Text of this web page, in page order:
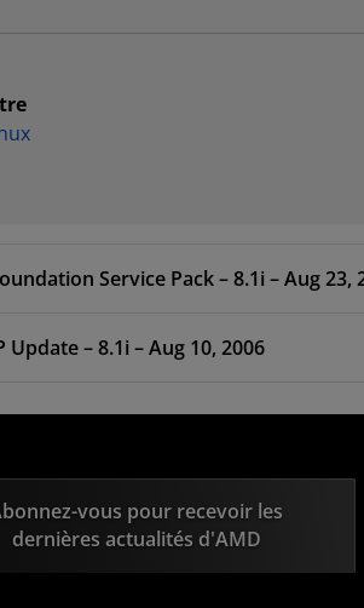
Service Pack – 8.1i – Aug 23,
Update – 8.1i – Aug 10, 2006
vous pour recevoir les
dernières actualités d'AMD